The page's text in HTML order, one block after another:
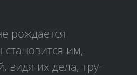
рождается
им,
видя их дела, тру­